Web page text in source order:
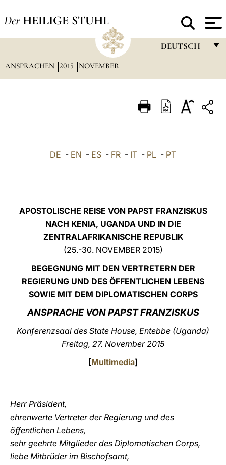
Der HEILIGE STUHL
DEUTSCH
ITALIANO
中文
LATINE
ANSPRACHEN 2015 NOVEMBER
DE - EN - ES - FR - IT - PL - PT
APOSTOLISCHE REISE VON PAPST FRANZISKUS
NACH KENIA, UGANDA UND IN DIE
ZENTRALAFRIKANISCHE REPUBLIK
(25.-30. NOVEMBER 2015)
BEGEGNUNG MIT DEN VERTRETERN DER
REGIERUNG UND DES ÖFFENTLICHEN LEBENS
SOWIE MIT DEM DIPLOMATISCHEN CORPS
ANSPRACHE VON PAPST FRANZISKUS
Konferenzsaal des State House, Entebbe (Uganda)
Freitag, 27. November 2015
[Multimedia]
Herr Präsident,
ehrenwerte Vertreter der Regierung und des
öffentlichen Lebens,
sehr geehrte Mitglieder des Diplomatischen Corps,
liebe Mitbrüder im Bischofsamt,